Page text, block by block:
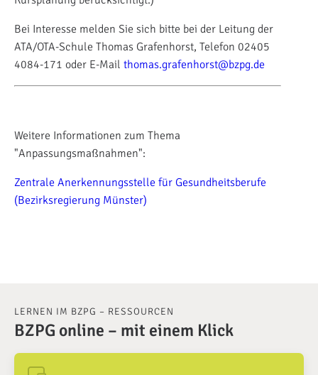
Bei Interesse melden Sie sich bitte bei der Leitung der
ATA/OTA-Schule Thomas Grafenhorst, Telefon 02405
4084-171 oder E-Mail thomas.grafenhorst@bzpg.de
Weitere Informationen zum Thema
"Anpassungsmaßnahmen":
Zentrale Anerkennungsstelle für Gesundheitsberufe
(Bezirksregierung Münster)
LERNEN IM BZPG – RESSOURCEN
BZPG online – mit einem Klick